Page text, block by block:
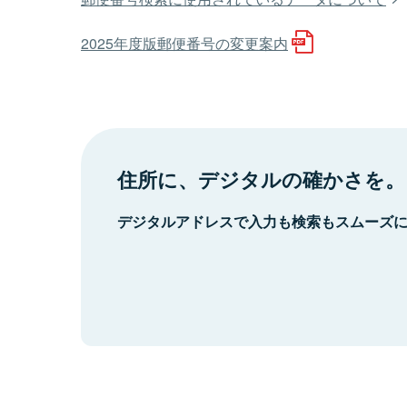
2025年度版郵便番号の変更案内
住所に、デジタルの確かさを。
デジタルアドレスで入力も検索もスムーズ